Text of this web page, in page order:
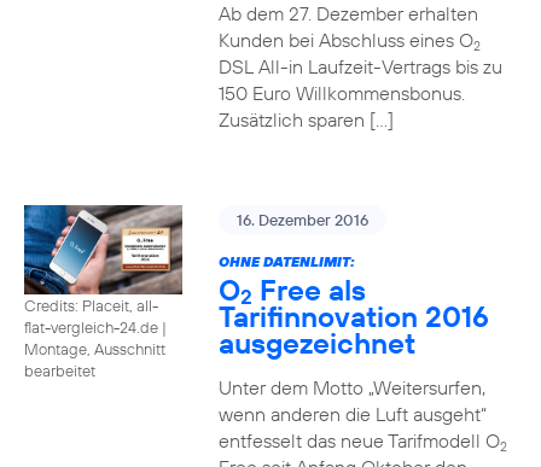
Ab dem 27. Dezember erhalten
Kunden bei Abschluss eines O2
DSL All-in Laufzeit-Vertrags bis zu
150 Euro Willkommensbonus.
Zusätzlich sparen […]
Credits: Placeit, all-
flat-vergleich-24.de |
Montage, Ausschnitt
bearbeitet
16. Dezember 2016
OHNE DATENLIMIT:
O2 Free als
Tarifinnovation 2016
ausgezeichnet
Unter dem Motto „Weitersurfen,
wenn anderen die Luft ausgeht“
entfesselt das neue Tarifmodell O2